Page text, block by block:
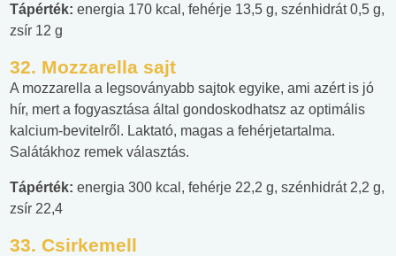
Tápérték: energia 170 kcal, fehérje 13,5 g, szénhidrát 0,5 g,
zsír 12 g
32. Mozzarella sajt
A mozzarella a legsoványabb sajtok egyike, ami azért is jó
hír, mert a fogyasztása által gondoskodhatsz az optimális
kalcium-bevitelről. Laktató, magas a fehérjetartalma.
Salátákhoz remek választás.
Tápérték: energia 300 kcal, fehérje 22,2 g, szénhidrát 2,2 g,
zsír 22,4
33. Csirkemell